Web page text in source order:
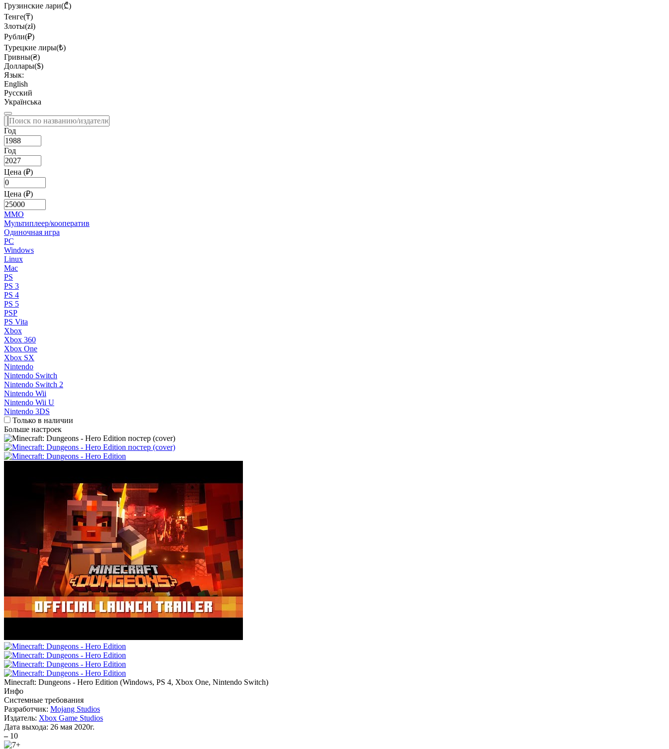
Грузинские лари(₾)
Тенге(₸)
Злоты(zł)
Рубли(₽)
Турецкие лиры(₺)
Гривны(₴)
Доллары($)
Язык:
English
Русский
Українська
Год
Год
Цена (₽)
Цена (₽)
MMO
Мультиплеер/кооператив
Одиночная игра
PC
Windows
Linux
Mac
PS
PS 3
PS 4
PS 5
PSP
PS Vita
Xbox
Xbox 360
Xbox One
Xbox SX
Nintendo
Nintendo Switch
Nintendo Switch 2
Nintendo Wii
Nintendo Wii U
Nintendo 3DS
Только в наличии
Больше настроек
Minecraft: Dungeons - Hero Edition (Windows, PS 4, Xbox One, Nintendo Switch)
Инфо
Системные требования
Разработчик: Mojang Studios
Издатель: Xbox Game Studios
Дата выхода: 26 мая 2020г.
– 10